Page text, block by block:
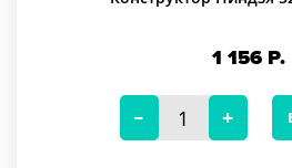
1 156 Р.